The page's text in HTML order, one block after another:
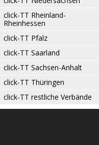
click-TT Rheinland-
Rheinhessen
click-TT Pfalz
click-TT Saarland
click-TT Sachsen-Anhalt
click-TT Thüringen
click-TT restliche Verbände